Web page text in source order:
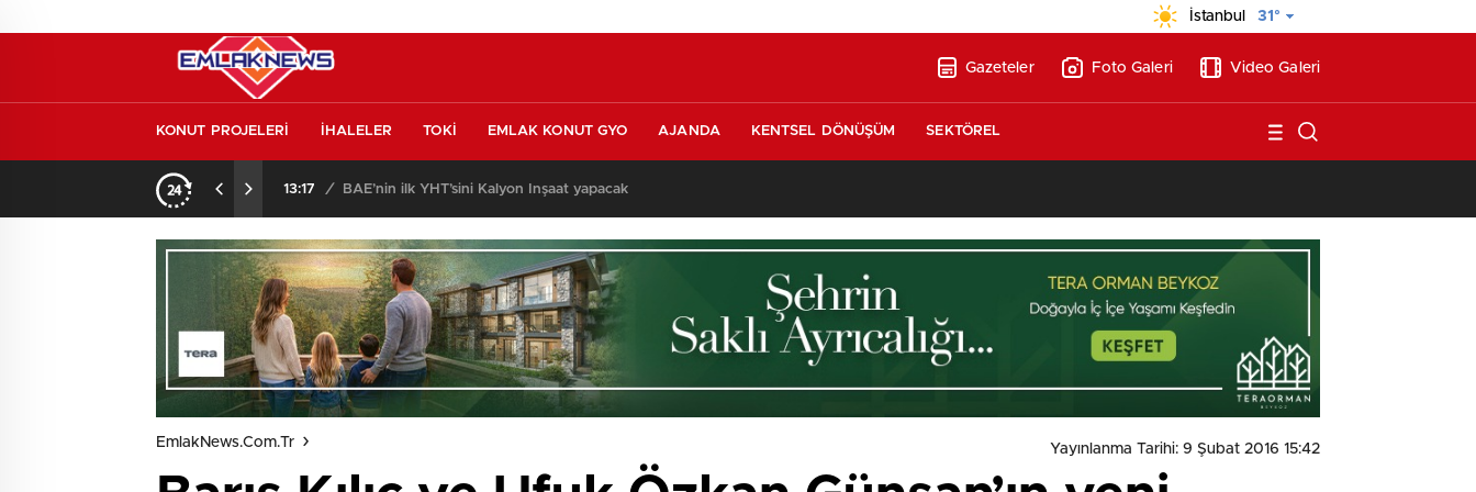
İstanbul 31°
Gazeteler Foto Galeri Video Galeri
KONUT PROJELERİ İHALELER TOKİ EMLAK KONUT GYO AJANDA KENTSEL DÖNÜŞÜM SEKTÖREL
13:17 / BAE’nin ilk YHT’sini Kalyon İnşaat yapacak
EmlakNews.com.tr Yayınlanma Tarihi: 9 Şubat 2016 15:42